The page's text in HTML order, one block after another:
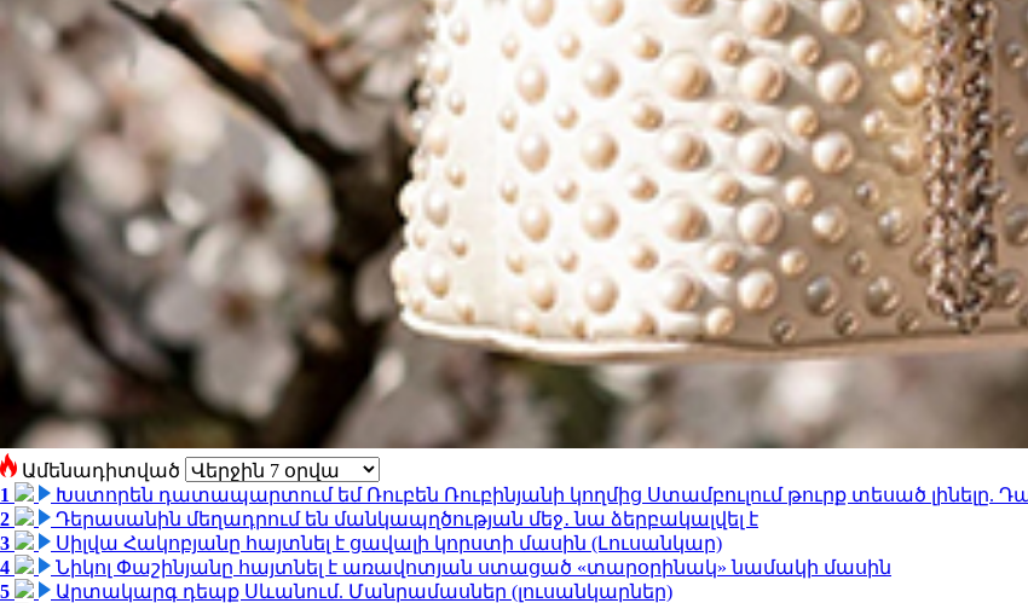
Ամենադիտված
1
Խստորեն դատապարտում եմ Ռուբեն Ռուբինյանի կողմից Ստամբուլում թուրք տեսած լինելը.
2
Դերասանին մեղադրում են մանկապղծության մեջ․ նա ձերբակալվել է
3
Սիլվա Հակոբյանը հայտնել է ցավալի կորստի մասին (Լուսանկար)
4
Նիկոլ Փաշինյանը հայտնել է առավոտյան ստացած «տարօրինակ» նամակի մասին
5
Արտակարգ դեպք Սևանում. Մանրամասներ (լուսանկարներ)